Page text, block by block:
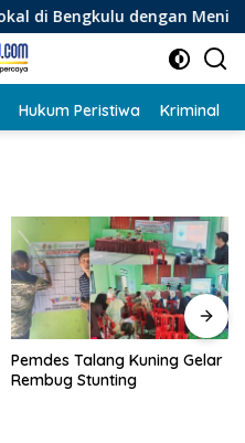
dengan Meningkatkan
Hukum Peristiwa Kriminal
Pemdes Talang Kuning Gelar
Rembug Stunting